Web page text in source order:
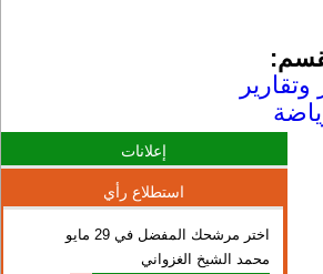
وتقارير
إعلانات
استطلاع رأي
اختر مرشحك المفضل في 29 مايو
محمد الشيخ الغزواني